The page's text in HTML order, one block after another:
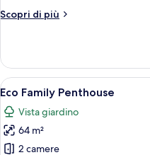
Scopri di più
Altri
Family
Suite
Apri
tutte
le
foto
per
5
Eco Family Penthouse
Vista giardino
64 m²
2 camere